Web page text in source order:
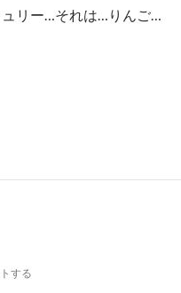
リー…それは…りんご…
する